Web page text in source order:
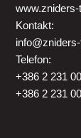
Kontakt:
Telefon:
+386 2 231
+386 2 231